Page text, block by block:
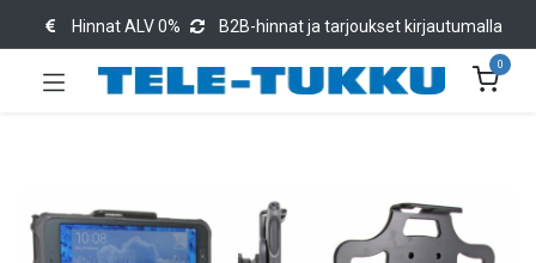
Hinnat ALV 0% B2B-hinnat ja tarjoukset kirjautumalla
0